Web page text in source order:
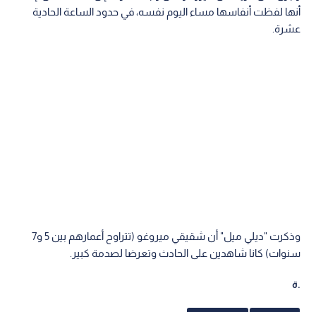
أنها لفظت أنفاسها مساء اليوم نفسه، في حدود الساعة الحادية
عشرة.
وذكرت "ديلي ميل" أن شقيقي ميروغو (تتراوح أعمارهم بين 5 و7
سنوات) كانا شاهدين على الحادث وتعرضا لصدمة كبير.
ة.